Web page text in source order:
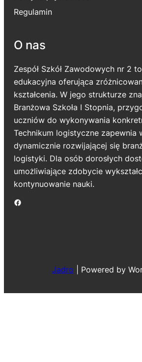
Regulamin
O nas
Zespół Szkół Zawodowych nr 2
edukacyjna oferująca
kształcenia. W jego strukturze
Branżowa Szkoła I Stopnia,
uczniów do wykonywania
Technikum logistyczne zapewnia
dynamicznie rozwijającej się
logistyki. Dla osób dorosłych
umożliwiające zdobycie
kontynuowanie nauki.
Jadro Powered by